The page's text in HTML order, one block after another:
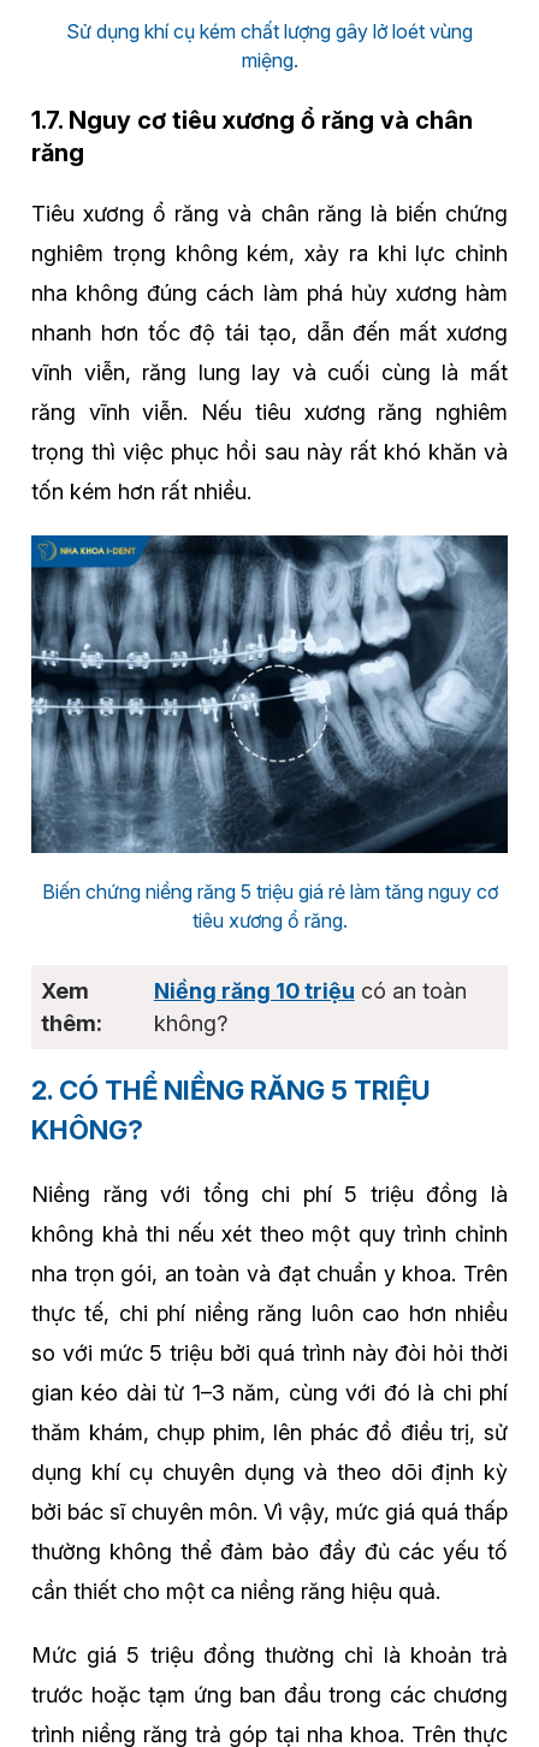
Sử dụng khí cụ kém chất lượng gây lở loét vùng
miệng.
1.7. Nguy cơ tiêu xương ổ răng và chân
răng
Tiêu xương ổ răng và chân răng là biến chứng
nghiêm trọng không kém, xảy ra khi lực chỉnh
nha không đúng cách làm phá hủy xương hàm
nhanh hơn tốc độ tái tạo, dẫn đến mất xương
vĩnh viễn, răng lung lay và cuối cùng là mất
răng vĩnh viễn. Nếu tiêu xương răng nghiêm
trọng thì việc phục hồi sau này rất khó khăn và
tốn kém hơn rất nhiều.
Biến chứng niềng răng 5 triệu giá rẻ làm tăng nguy cơ
tiêu xương ổ răng.
Niềng răng 10 triệu có an toàn
không?
2. CÓ THỂ NIỀNG RĂNG 5 TRIỆU
KHÔNG?
Niềng răng với tổng chi phí 5 triệu đồng là
không khả thi nếu xét theo một quy trình chỉnh
nha trọn gói, an toàn và đạt chuẩn y khoa. Trên
thực tế, chi phí niềng răng luôn cao hơn nhiều
so với mức 5 triệu bởi quá trình này đòi hỏi thời
gian kéo dài từ 1–3 năm, cùng với đó là chi phí
thăm khám, chụp phim, lên phác đồ điều trị, sử
dụng khí cụ chuyên dụng và theo dõi định kỳ
bởi bác sĩ chuyên môn. Vì vậy, mức giá quá thấp
thường không thể đảm bảo đầy đủ các yếu tố
cần thiết cho một ca niềng răng hiệu quả.
Mức giá 5 triệu đồng thường chỉ là khoản trả
trước hoặc tạm ứng ban đầu trong các chương
trình niềng răng trả góp tại nha khoa. Trên thực